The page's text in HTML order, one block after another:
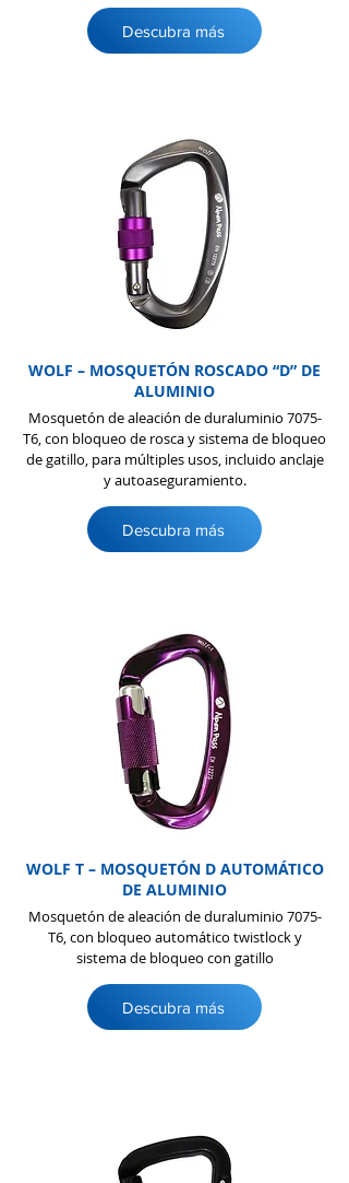
Descubra más
WOLF – MOSQUETÓN ROSCADO “D” DE
ALUMINIO
Mosquetón de aleación de duraluminio 7075-
T6, con bloqueo de rosca y sistema de bloqueo
de gatillo, para múltiples usos, incluido anclaje
y autoaseguramiento.
Descubra más
WOLF T – MOSQUETÓN D AUTOMÁTICO
DE ALUMINIO
Mosquetón de aleación de duraluminio 7075-
T6, con bloqueo automático twistlock y
sistema de bloqueo con gatillo
Descubra más